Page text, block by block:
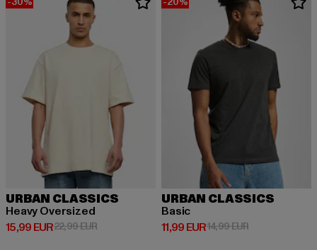
URBAN CLASSICS
Heavy Oversized
15,99 EUR
Derzeitiger Preis: 15,99 EUR
22,99 EURAktionspreis: 22,99 EUR
URBAN CLASSICS
Basic
11,99 EUR
Derzeitiger Preis: 11,99 EUR
14,99 EURAktionspreis: